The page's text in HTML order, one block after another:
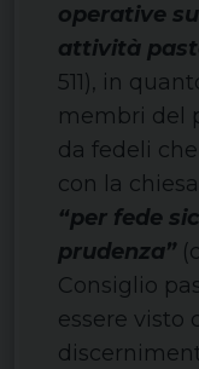
operative
attività
511), in
membri del
da fedeli
con la
“per fede
prudenza”
Consiglio
essere visto